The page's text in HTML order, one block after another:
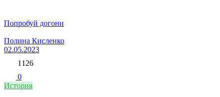
Попробуй догони
Полина Кисленко
02.05.2023
1126
0
История